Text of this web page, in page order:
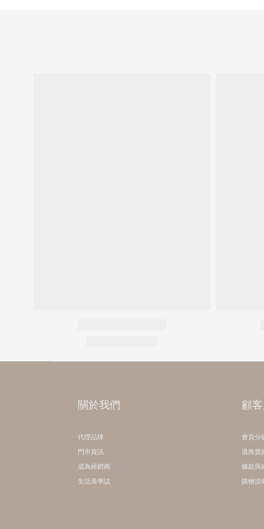
關於我們
代理品牌
門市資訊
成為經銷商
生活美學誌
顧
會員分
退換貨
條款與
購物須